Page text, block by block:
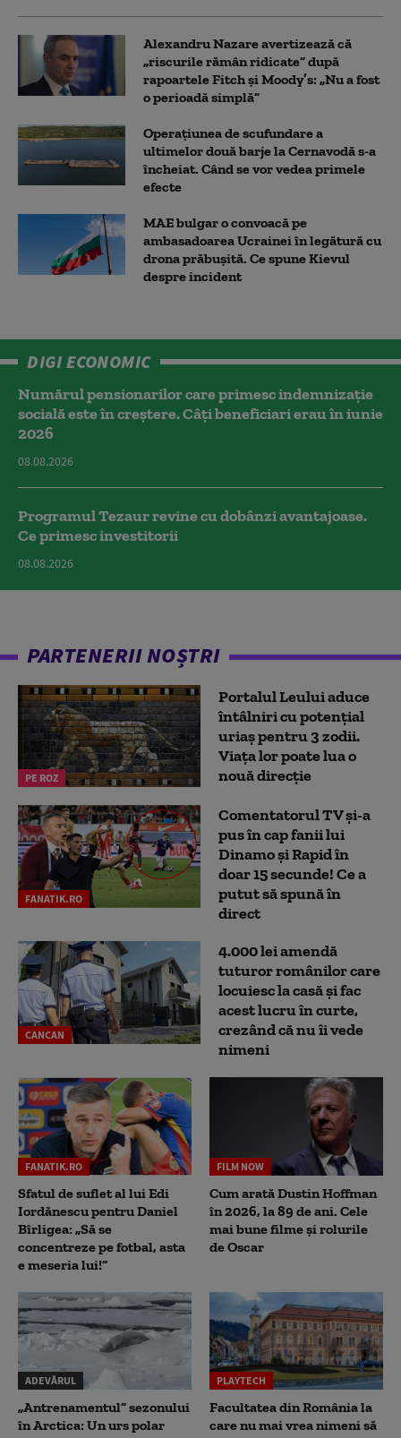
Alexandru Nazare avertizează că
„riscurile rămân ridicate” după
rapoartele Fitch și Moody’s: „Nu a fost
o perioadă simplă”
Operațiunea de scufundare a
ultimelor două barje la Cernavodă s-a
încheiat. Când se vor vedea primele
efecte
MAE bulgar o convoacă pe
ambasadoarea Ucrainei în legătură cu
drona prăbuşită. Ce spune Kievul
despre incident
DIGI ECONOMIC
Numărul pensionarilor care primesc indemnizaţie
socială este în creștere. Câți beneficiari erau în iunie
2026
08.08.2026
Programul Tezaur revine cu dobânzi avantajoase.
Ce primesc investitorii
08.08.2026
PARTENERII NOȘTRI
PE ROZ
Portalul Leului aduce
întâlniri cu potențial
uriaș pentru 3 zodii.
Viața lor poate lua o
nouă direcție
FANATIK.RO
Comentatorul TV și-a
pus în cap fanii lui
Dinamo și Rapid în
doar 15 secunde! Ce a
putut să spună în
direct
CANCAN
4.000 lei amendă
tuturor românilor care
locuiesc la casă și fac
acest lucru în curte,
crezând că nu îi vede
nimeni
FANATIK.RO
Sfatul de suflet al lui Edi
Iordănescu pentru Daniel
Bîrligea: „Să se
concentreze pe fotbal, asta
e meseria lui!”
FILM NOW
Cum arată Dustin Hoffman
în 2026, la 89 de ani. Cele
mai bune filme și rolurile
de Oscar
ADEVĂRUL
„Antrenamentul” sezonului
în Arctica: Un urs polar
PLAYTECH
Facultatea din România la
care nu mai vrea nimeni să